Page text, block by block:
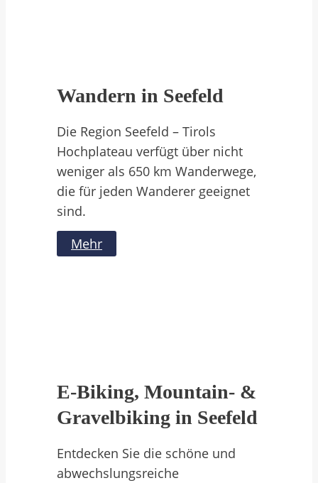
Wandern in Seefeld
Die Region Seefeld – Tirols
Hochplateau verfügt über nicht
weniger als 650 km Wanderwege,
die für jeden Wanderer geeignet
sind.
Mehr
E-Biking, Mountain- &
Gravelbiking in Seefeld
Entdecken Sie die schöne und
abwechslungsreiche